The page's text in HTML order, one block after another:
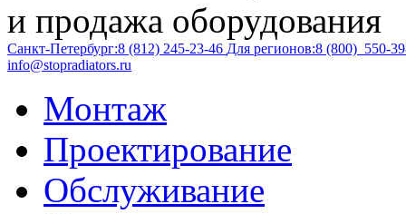
и продажа оборудования
Санкт-Петербург:8 (812) 245-23-46 Для регионов:8 (800) 550-
info@stopradiators.ru
Монтаж
Проектирование
Обслуживание